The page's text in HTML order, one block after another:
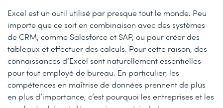
Excel est un outil utilisé par presque tout le monde. Peu
importe que ce soit en combinaison avec des systèmes
de CRM, comme Salesforce et SAP, ou pour créer des
tableaux et effectuer des calculs. Pour cette raison, des
connaissances d’Excel sont naturellement essentielles
pour tout employé de bureau. En particulier, les
compétences en maîtrise de données prennent de plus
en plus d’importance, c’est pourquoi les entreprises et les